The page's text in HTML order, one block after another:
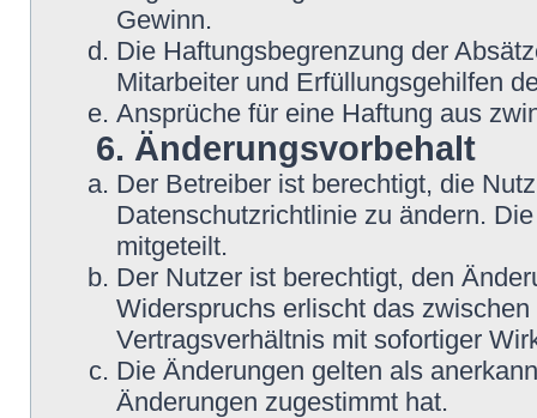
Gewinn.
Die Haftungsbegrenzung der
Mitarbeiter und Erfüllungsgehilfen
Ansprüche für eine Haftung aus
6. Änderungsvorbehalt
Der Betreiber ist berechtigt, die
Datenschutzrichtlinie zu ändern.
mitgeteilt.
Der Nutzer ist berechtigt, den
Widerspruchs erlischt das
Vertragsverhältnis mit sofortiger
Die Änderungen gelten als
Änderungen zugestimmt hat.